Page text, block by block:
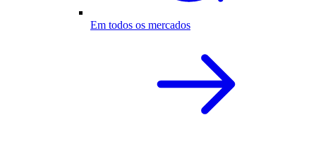
Em todos os mercados